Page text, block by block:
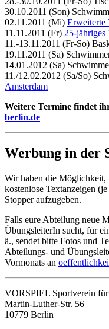
30.10.2011 (Son)
02.11.2011 (Mi) Erweiterte
11.11.2011 (Fr) 25-jähriges
11.-13.11.2011 (Fr-So)
19.11.2011 (Sa)
14.01.2012 (Sa)
11./12.02.2012 (Sa/So)
Amsterdam
Weitere Termine findet
berlin.de
Werbung in der
Wir haben die Möglichkeit,
kostenlose Textanzeigen
Stopper aufzugeben.
Falls eure Abteilung neue
ÜbungsleiterIn sucht, für
ä., sendet bitte Fotos und
Abteilungs- und
Vormonats an
VORSPIEL Sportverein
Martin-Luther-Str. 56
10779 Berlin